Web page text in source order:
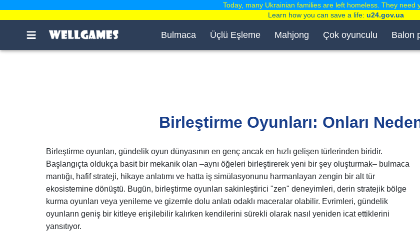
Bulmaca Üçlü Eşleme Mahjong Çok oyunculu Balon
Birleştirme Oyunları: Onları
Birleştirme oyunları, gündelik oyun dünyasının en genç ancak en hızlı gelişen türlerinden biridir.
Başlangıçta oldukça basit bir mekanik olan –aynı öğeleri birleştirerek yeni bir şey oluşturmak– bulmaca
mantığı, hafif strateji, hikaye anlatımı ve hatta iş simülasyonunu harmanlayan zengin bir alt tür
ekosistemine dönüştü. Bugün, birleştirme oyunları sakinleştirici "zen" deneyimleri, derin stratejik bölge
kurma oyunları veya yenileme ve gizemle dolu anlatı odaklı maceralar olabilir. Evrimleri, gündelik
oyunların geniş bir kitleye erişilebilir kalırken kendilerini sürekli olarak nasıl yeniden icat ettiklerini
yansıtıyor.
Today, many Ukrainian families are left homeless. They need
Learn how you can save a life: u24.gov.ua